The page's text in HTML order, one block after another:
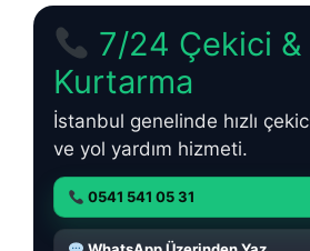
7/24 Çekici &
Kurtarma
İstanbul genelinde hızlı
ve yol yardım hizmeti.
0541 541 05 31